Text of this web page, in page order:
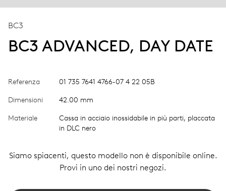
BC3
BC3 ADVANCED, DAY DATE
Referenza 01 735 7641 4766-07 4 22 05B
Dimensioni 42.00 mm
Materiale
Cassa in acciaio inossidabile in più parti, placcata
in DLC nero
Siamo spiacenti, questo modello non è disponibile online.
Provi in uno dei nostri negozi.